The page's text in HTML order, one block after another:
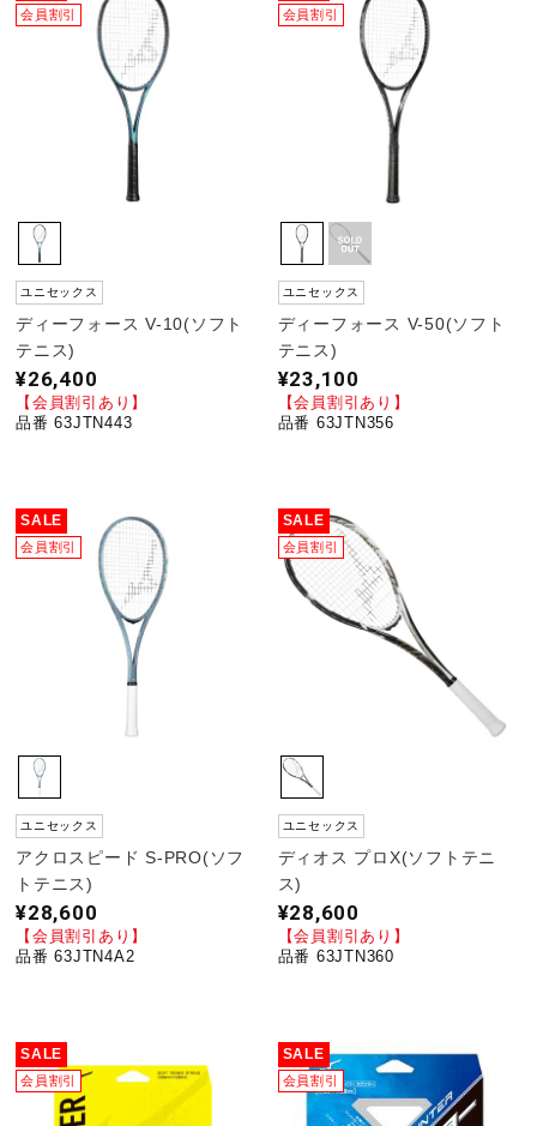
会員割引
ユニセックス
ディーフォース V-10(ソフト
テニス)
¥26,400
【会員割引あり】
品番 63JTN443
会員割引
ユニセックス
ディーフォース V-50(ソフト
テニス)
¥23,100
【会員割引あり】
品番 63JTN356
SALE
会員割引
ユニセックス
アクロスピード S-PRO(ソフ
トテニス)
¥28,600
【会員割引あり】
品番 63JTN4A2
SALE
会員割引
ユニセックス
ディオス プロX(ソフトテニ
ス)
¥28,600
【会員割引あり】
品番 63JTN360
SALE
会員割引
SALE
会員割引